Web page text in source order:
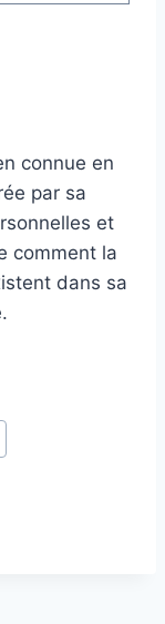
connue en
par sa
et
comment la
dans sa